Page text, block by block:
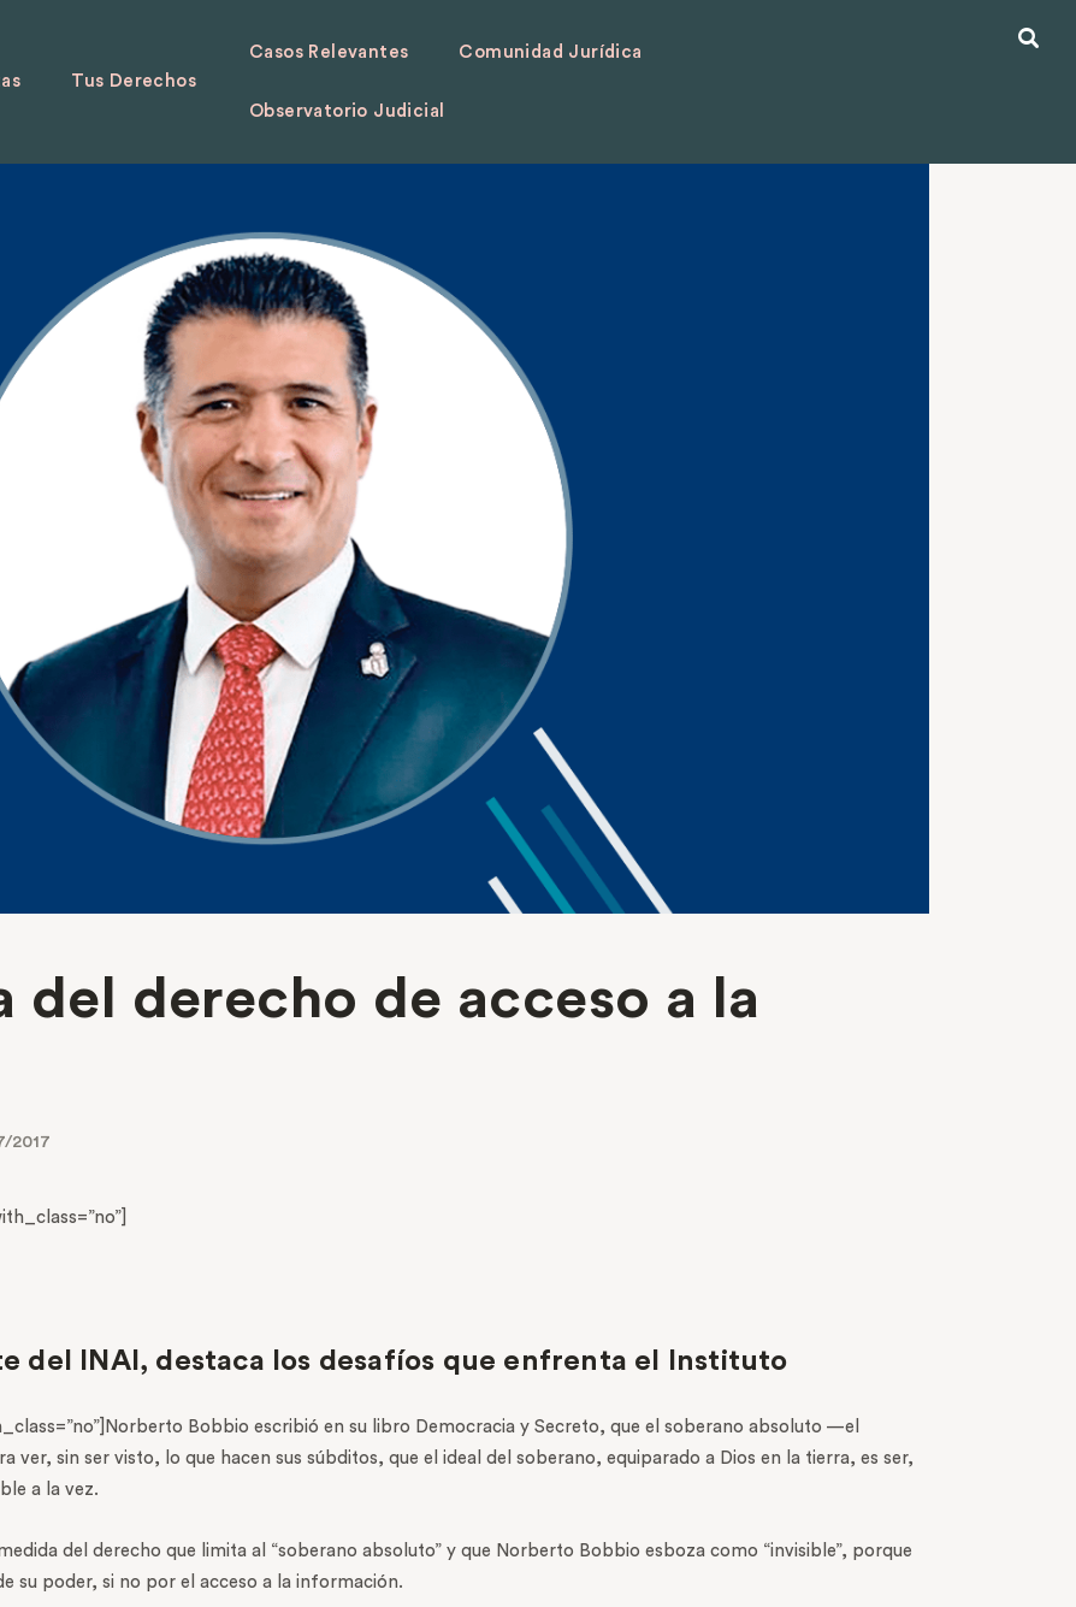
Tus Derechos
Casos Relevantes Comunidad Jurídica
Observatorio Judicial
del derecho de acceso a la
2017
del INAI, destaca los desafíos que enfrenta el Instituto
Bobbio escribió en su libro Democracia y Secreto, que el soberano absoluto —el
sin ser visto, lo que hacen sus súbditos, que el ideal del soberano, equiparado a Dios en la tierra, es ser,
a la vez.
del derecho que limita al “soberano absoluto” y que Norberto Bobbio esboza como “invisible”, porque
su poder, si no por el acceso a la información.